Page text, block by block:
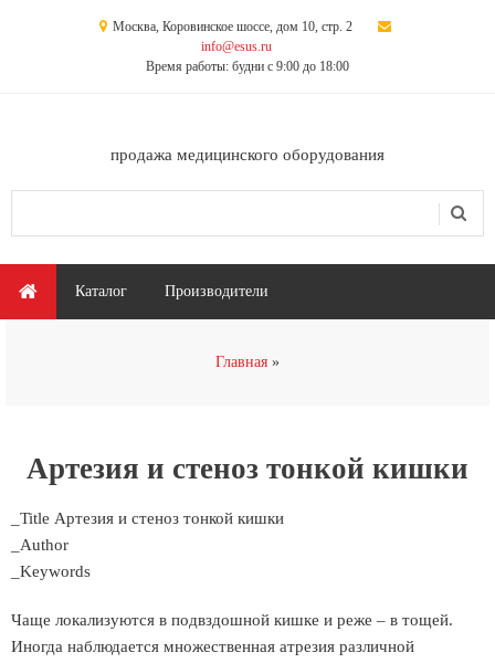
Москва, Коровинское шоссе, дом 10, стр. 2
info@esus.ru
Время работы: будни с 9:00 до 18:00
продажа медицинского оборудования
Главное меню
Каталог Производители
Главная
Артезия и стеноз тонкой кишки
_Title Артезия и стеноз тонкой кишки
_Author
_Keywords
Чаще локализуются в подвздошной кишке и реже – в тощей.
Иногда наблюдается множественная атрезия различной